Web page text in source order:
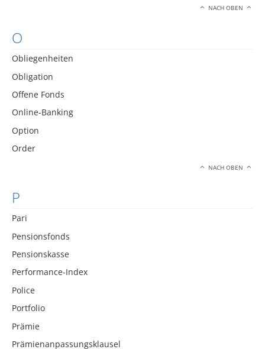
NACH OBEN
O
Obliegenheiten
Obligation
Offene Fonds
Online-Banking
Option
Order
NACH OBEN
P
Pari
Pensionsfonds
Pensionskasse
Performance-Index
Police
Portfolio
Prämie
Prämienanpassungsklausel